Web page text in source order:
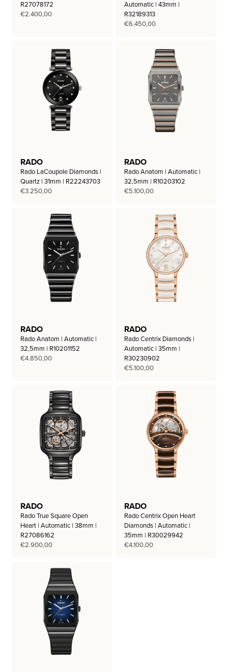
R27078172
€2.400,00
Automatic | 43mm |
R32189313
€6.450,00
RADO
Rado LaCoupole Diamonds |
Quartz | 31mm | R22243703
€3.250,00
RADO
Rado Anatom | Automatic |
32,5mm | R10203102
€5.100,00
RADO
Rado Anatom | Automatic |
32,5mm | R10201152
€4.850,00
RADO
Rado Centrix Diamonds |
Automatic | 35mm |
R30230902
€5.100,00
RADO
Rado True Square Open
Heart | Automatic | 38mm |
R27086162
€2.900,00
RADO
Rado Centrix Open Heart
Diamonds | Automatic |
35mm | R30029942
€4.100,00